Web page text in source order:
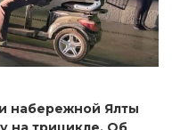
набережной Ялты